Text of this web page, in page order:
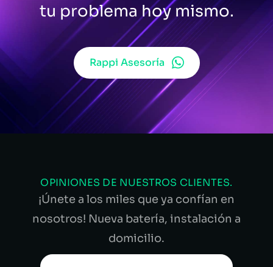
tu problema hoy mismo.
Rappi Asesoría
OPINIONES DE NUESTROS CLIENTES.
¡Únete a los miles que ya confían en
nosotros! Nueva batería, instalación a
domicilio.